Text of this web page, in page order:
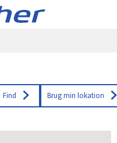
Find Brug min lokation